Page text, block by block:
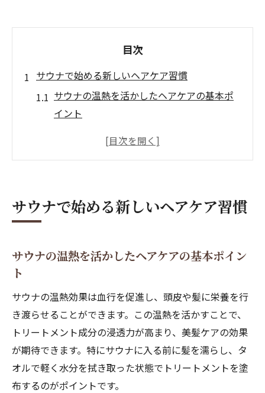
目次
サウナで始める新しいヘアケア習慣
サウナの温熱を活かしたヘアケアの基本ポ
イント
サウナトリートメントで美髪習慣を始める
サウナ×トリートメントで理想の髪質を手
サウナで髪が整う脳内麻薬効果とリラック
ス体験
サウナトリートメントの効果的な使い方と
選び方
サウナでトリートメントしたままのメリッ
トを解説
髪が痛まないサウナトリートメント活用術
サウナで始める新しいヘアケア習慣
サウナの温熱を活かしたヘアケアの基本ポイン
ト
サウナの温熱効果は血行を促進し、頭皮や髪に栄養を行
き渡らせることができます。この温熱を活かすことで、
トリートメント成分の浸透力が高まり、美髪ケアの効果
が期待できます。特にサウナに入る前に髪を濡らし、タ
オルで軽く水分を拭き取った状態でトリートメントを塗
布するのがポイントです。